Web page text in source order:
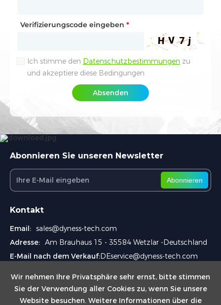
Wir nehmen Ihre Privatsphäre sehr ernst, bitte stimmen
Sie der Verwendung aller Cookies zu, wenn Sie unsere
Website besuchen. Weitere Informationen über die
Verifizierungscode eingeben *
Ich stimme den Datenschutzbestimmungen zu
und akzeptiere diese Bedingungen
Absenden
Telefonnummer*
Ihre Anfrage
Interessiertes Produkt*
Beschreibung / Anforderung
Wie erreichen wir Sie am besten?*
Wie sind Sie auf Dyness aufmerksam geworden?
*
Verifizierungscode eingeben*
Verifizierungscode eingeben*
Ich stimme den Datenschutzbestimmungen
Absenden
Abonnieren Sie unseren Newsletter
Abonnieren
Kontakt
Email: sales@dyness-tech.com
Adresse: Am Brauhaus 15 - 35584 Wetzlar -Deutschland
E-Mail nach dem Verkauf:DEservice@dyness-tech.com